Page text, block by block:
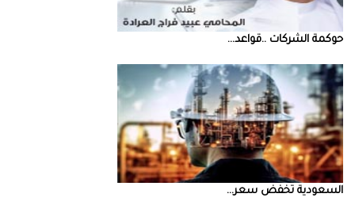
حوكمة‭ ‬الشركات‭.. ‬قواعد‭ ...
السعودية‭ ‬تخفض‭ ‬سعر‭ ...